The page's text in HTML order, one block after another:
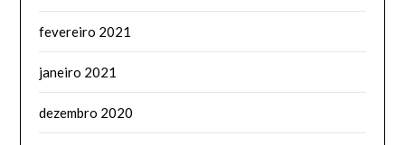
fevereiro 2021
janeiro 2021
dezembro 2020